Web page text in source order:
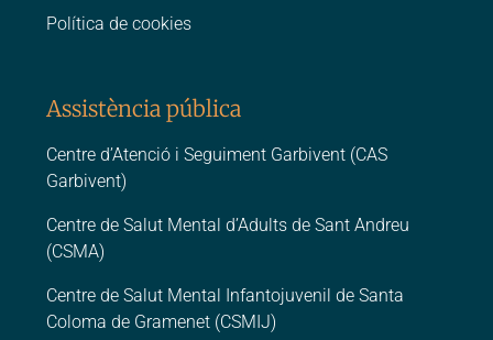
Política de cookies
Assistència pública
Centre d’Atenció i Seguiment Garbivent (CAS
Garbivent)
Centre de Salut Mental d’Adults de Sant Andreu
(CSMA)
Centre de Salut Mental Infantojuvenil de Santa
Coloma de Gramenet (CSMIJ)